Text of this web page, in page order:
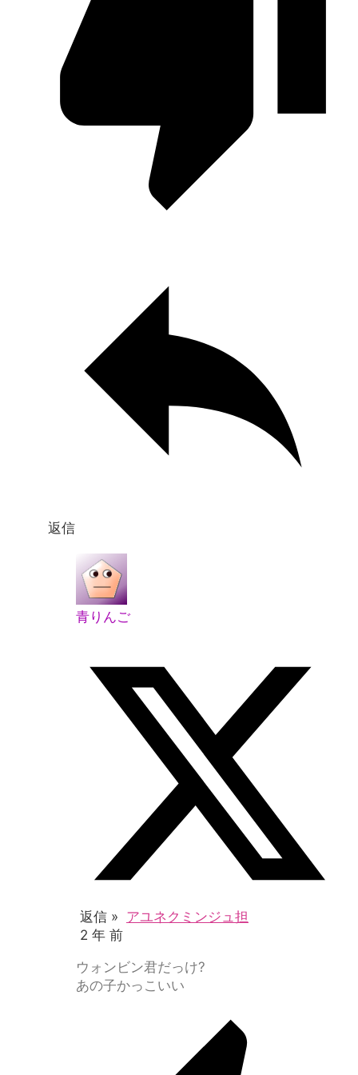
返信
青りんご
返信 » アユネクミンジュ担
2 年 前
ウォンビン君だっけ?
あの子かっこいい